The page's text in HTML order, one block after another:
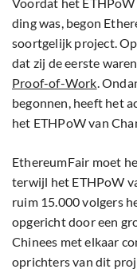
ding was, begon
soortgelijk project.
dat zij de eerste
Proof-of-Work.
begonnen, heeft het
het ETHPoW van
EthereumFair moet
terwijl het ETHPoW
ruim 15.000 volgers
opgericht door een
Chinees met elkaar
oprichters van dit